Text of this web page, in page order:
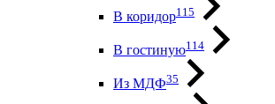
В коридор115
В гостиную114
Из МДФ35